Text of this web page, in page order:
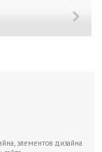
элементов дизайна